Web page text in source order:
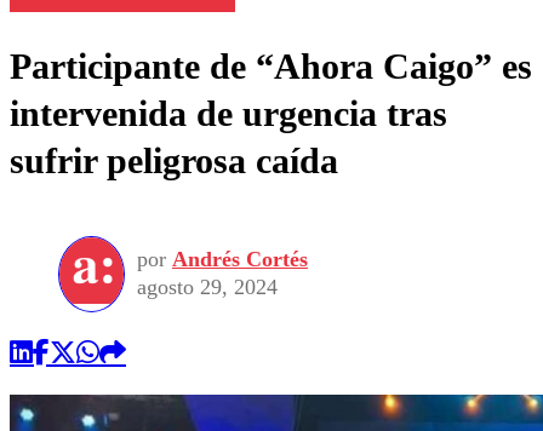
Participante de “Ahora Caigo” es
intervenida de urgencia tras
sufrir peligrosa caída
por Andrés Cortés
agosto 29, 2024